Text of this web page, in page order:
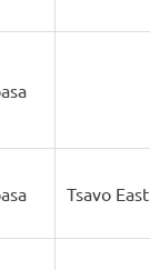
Tsavo East